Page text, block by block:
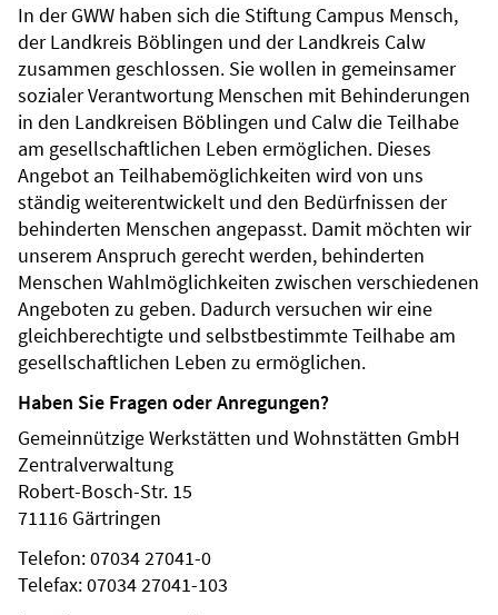
In der GWW haben sich die Stiftung Campus Mensch,
der Landkreis Böblingen und der Landkreis Calw
zusammen geschlossen. Sie wollen in gemeinsamer
sozialer Verantwortung Menschen mit Behinderungen
in den Landkreisen Böblingen und Calw die Teilhabe
am gesellschaftlichen Leben ermöglichen. Dieses
Angebot an Teilhabemöglichkeiten wird von uns
ständig weiterentwickelt und den Bedürfnissen der
behinderten Menschen angepasst. Damit möchten wir
unserem Anspruch gerecht werden, behinderten
Menschen Wahlmöglichkeiten zwischen verschiedenen
Angeboten zu geben. Dadurch versuchen wir eine
gleichberechtigte und selbstbestimmte Teilhabe am
gesellschaftlichen Leben zu ermöglichen.
Haben Sie Fragen oder Anregungen?
Gemeinnützige Werkstätten und Wohnstätten GmbH
Zentralverwaltung
Robert-Bosch-Str. 15
71116 Gärtringen
Telefon: 07034 27041-0
Telefax: 07034 27041-103